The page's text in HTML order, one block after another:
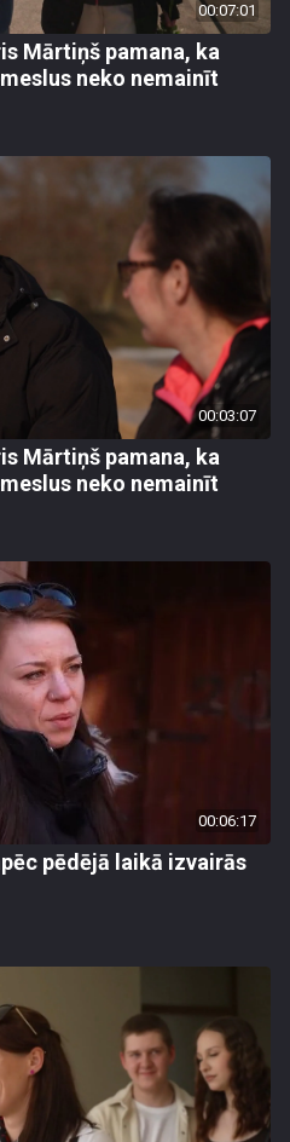
00:07:01
Mārtiņš pamana, ka
neko nemainīt
00:03:07
Mārtiņš pamana, ka
neko nemainīt
00:06:17
pēdējā laikā izvairās